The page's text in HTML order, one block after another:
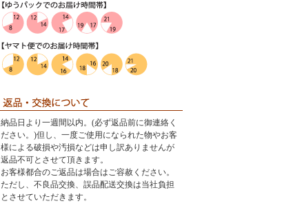
納品日より一週間以内。(必ず返品前に御連絡く
ださい。)但し、一度ご使用になられた物やお客
様による破損や汚損などは申し訳ありませんが
返品不可とさせて頂きます。
お客様都合のご返品は場合はご容赦ください。
ただし、不良品交換、誤品配送交換は当社負担
とさせていただきます。